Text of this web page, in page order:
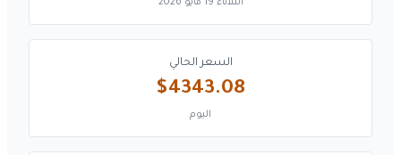
الثلاثاء 19 مايو 2026
السعر الحالي
$4343.08
اليوم